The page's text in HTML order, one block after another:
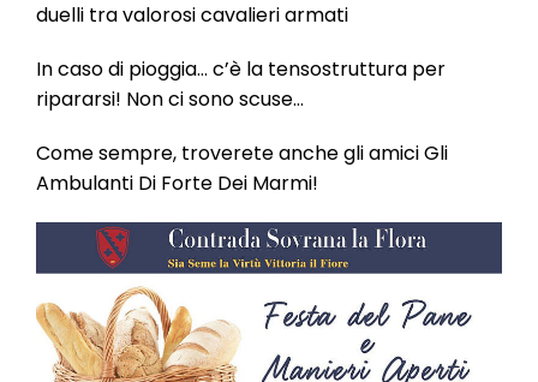
duelli tra valorosi cavalieri armati
In caso di pioggia… c’è la tensostruttura per
ripararsi! Non ci sono scuse…
Come sempre, troverete anche gli amici Gli
Ambulanti Di Forte Dei Marmi!